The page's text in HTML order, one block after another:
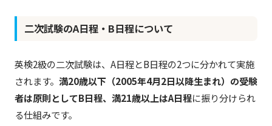
二次試験のA日程・B日程について
英検2級の二次試験は、A日程とB日程の2つに分かれて実施
されます。 満20歳以下（2005年4月2日以降生まれ）の受験
者は原則としてB日程、満21歳以上はA日程に振り分けられ
る仕組みです。